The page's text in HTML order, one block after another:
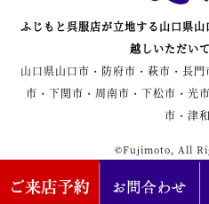
ふじもと呉服店が立地する山口県
越しいただい
山口県山口市・防府市・萩市・長
市・下関市・周南市・下松市・光
市・津
©Fujimoto, All